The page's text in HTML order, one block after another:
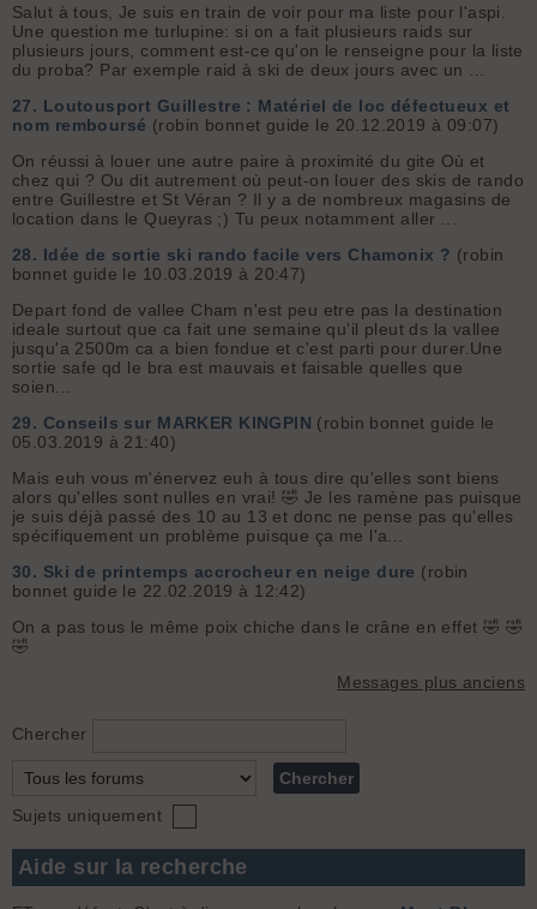
Salut à tous, Je suis en train de voir pour ma liste pour l'aspi.
Une question me turlupine: si on a fait plusieurs raids sur
plusieurs jours, comment est-ce qu'on le renseigne pour la liste
du proba? Par exemple raid à ski de deux jours avec un ...
27. Loutousport Guillestre : Matériel de loc défectueux et
nom remboursé (robin bonnet guide le 20.12.2019 à 09:07)
On réussi à louer une autre paire à proximité du gite Où et
chez qui ? Ou dit autrement où peut-on louer des skis de rando
entre Guillestre et St Véran ? Il y a de nombreux magasins de
location dans le Queyras ;) Tu peux notamment aller ...
28. Idée de sortie ski rando facile vers Chamonix ? (robin
bonnet guide le 10.03.2019 à 20:47)
Depart fond de vallee Cham n'est peu etre pas la destination
ideale surtout que ca fait une semaine qu'il pleut ds la vallee
jusqu'a 2500m ca a bien fondue et c'est parti pour durer.Une
sortie safe qd le bra est mauvais et faisable quelles que
soien...
29. Conseils sur MARKER KINGPIN (robin bonnet guide le
05.03.2019 à 21:40)
Mais euh vous m'énervez euh à tous dire qu'elles sont biens
alors qu'elles sont nulles en vrai! 🤣 Je les ramène pas puisque
je suis déjà passé des 10 au 13 et donc ne pense pas qu'elles
spécifiquement un problème puisque ça me l'a...
30. Ski de printemps accrocheur en neige dure (robin
bonnet guide le 22.02.2019 à 12:42)
On a pas tous le même poix chiche dans le crâne en effet 🤣 🤣
🤣
Messages plus anciens
Chercher
Sujets uniquement
Aide sur la recherche